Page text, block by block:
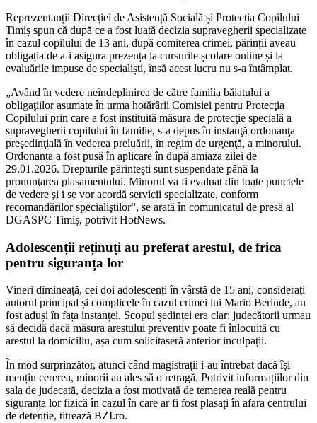
Reprezentanții Direcției de Asistență Socială și Protecția Copilului
Timiș spun că după ce a fost luată decizia supravegherii specializate
în cazul copilului de 13 ani, după comiterea crimei, părinții aveau
obligația de a-i asigura prezența la cursurile școlare online și la
evaluările impuse de specialiști, însă acest lucru nu s-a întâmplat.
„Avȃnd în vedere neîndeplinirea de către familia băiatului a
obligaţiilor asumate în urma hotărȃrii Comisiei pentru Protecţia
Copilului prin care a fost instituită măsura de protecţie specială a
supravegherii copilului în familie, s-a depus în instanţă ordonanţa
preşedinţială în vederea preluării, în regim de urgenţă, a minorului.
Ordonanța a fost pusă în aplicare în după amiaza zilei de
29.01.2026. Drepturile părinteşti sunt suspendate pȃnă la
pronunţarea plasamentului. Minorul va fi evaluat din toate punctele
de vedere şi i se vor acordă servicii specializate, conform
recomandărilor specialiştilor“, se arată în comunicatul de presă al
DGASPC Timiș, potrivit HotNews.
Adolescenții reținuți au preferat arestul, de frica
pentru siguranța lor
Vineri dimineață, cei doi adolescenți în vârstă de 15 ani, considerați
autorul principal și complicele în cazul crimei lui Mario Berinde, au
fost aduși în fața instanței. Scopul ședinței era clar: judecătorii urmau
să decidă dacă măsura arestului preventiv poate fi înlocuită cu
arestul la domiciliu, așa cum solicitaseră anterior inculpații.
În mod surprinzător, atunci când magistrații i-au întrebat dacă își
mențin cererea, minorii au ales să o retragă. Potrivit informațiilor din
sala de judecată, decizia a fost motivată de temerea reală pentru
siguranța lor fizică în cazul în care ar fi fost plasați în afara centrului
de detenție, titrează BZI.ro.